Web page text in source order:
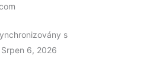
s
6, 2026